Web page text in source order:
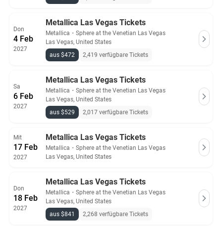
Don
4 Feb
2027
Metallica Las Vegas Tickets
Metallica ・ Sphere at the Venetian Las Vegas
Las Vegas, United States
aus $472
2,419 verfügbare Tickets
Sa
6 Feb
2027
Metallica Las Vegas Tickets
Metallica ・ Sphere at the Venetian Las Vegas
Las Vegas, United States
aus $529
2,017 verfügbare Tickets
Mit
17 Feb
2027
Metallica Las Vegas Tickets
Metallica ・ Sphere at the Venetian Las Vegas
Las Vegas, United States
Don
18 Feb
2027
Metallica Las Vegas Tickets
Metallica ・ Sphere at the Venetian Las Vegas
Las Vegas, United States
aus $841
2,268 verfügbare Tickets